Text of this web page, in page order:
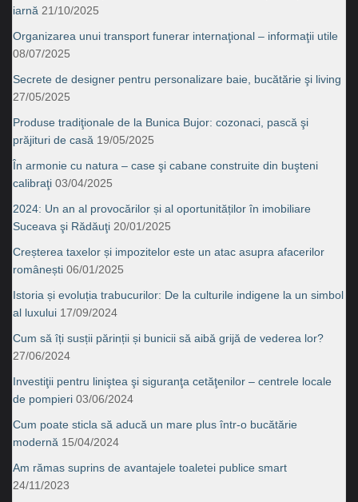
iarnă 21/10/2025
Organizarea unui transport funerar internaţional – informaţii utile
08/07/2025
Secrete de designer pentru personalizare baie, bucătărie şi living
27/05/2025
Produse tradiţionale de la Bunica Bujor: cozonaci, pască şi
prăjituri de casă 19/05/2025
În armonie cu natura – case şi cabane construite din buşteni
calibraţi 03/04/2025
2024: Un an al provocărilor și al oportunităților în imobiliare
Suceava şi Rădăuţi 20/01/2025
Creșterea taxelor și impozitelor este un atac asupra afacerilor
românești 06/01/2025
Istoria și evoluția trabucurilor: De la culturile indigene la un simbol
al luxului 17/09/2024
Cum să îți susții părinții și bunicii să aibă grijă de vederea lor?
27/06/2024
Investiţii pentru liniştea şi siguranţa cetăţenilor – centrele locale
de pompieri 03/06/2024
Cum poate sticla să aducă un mare plus într-o bucătărie
modernă 15/04/2024
Am rămas suprins de avantajele toaletei publice smart
24/11/2023